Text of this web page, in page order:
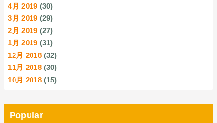
4月 2019 (30)
3月 2019 (29)
2月 2019 (27)
1月 2019 (31)
12月 2018 (32)
11月 2018 (30)
10月 2018 (15)
Popular